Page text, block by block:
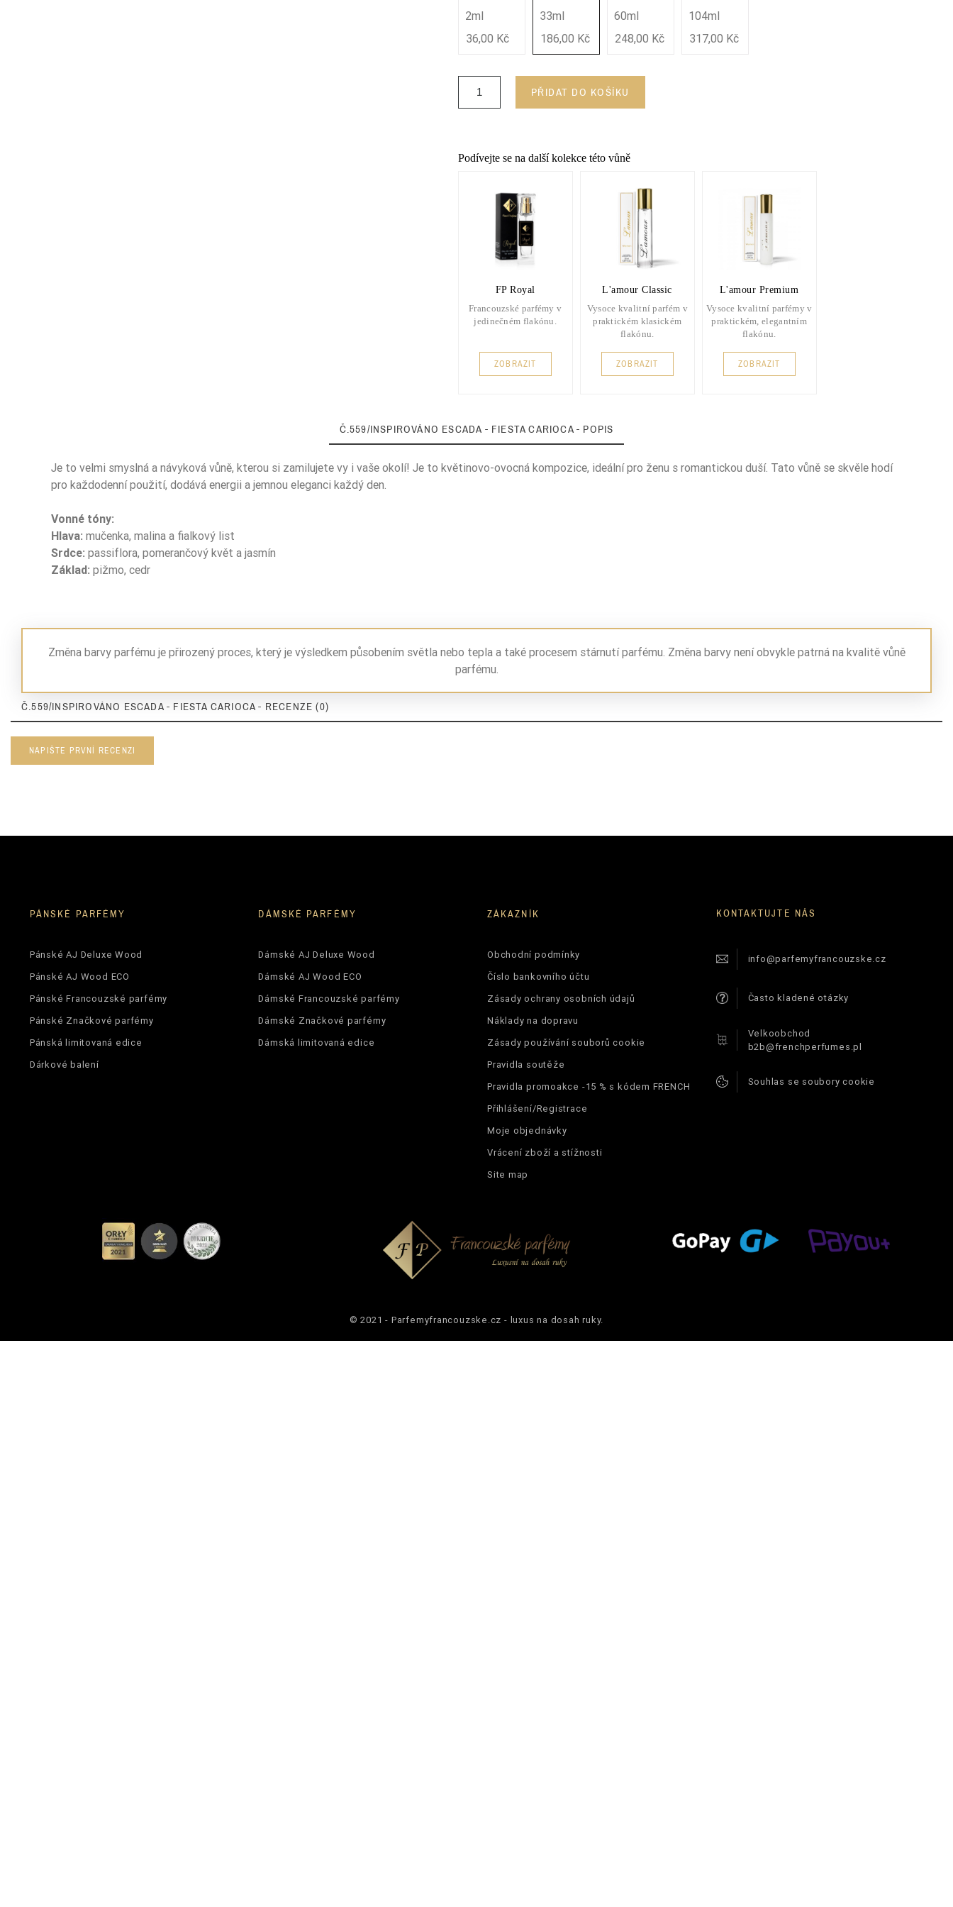
2ml
36,00 Kč
33ml
186,00 Kč
60ml
248,00 Kč
104ml
317,00 Kč
PŘIDAT DO KOŠÍKU
Podívejte se na další kolekce této vůně
FP Royal
Francouzské parfémy v
jedinečném flakónu.
ZOBRAZIT
L'amour Classic
Vysoce kvalitní parfém v
praktickém klasickém
flakónu.
ZOBRAZIT
L'amour Premium
Vysoce kvalitní parfémy v
praktickém, elegantním
flakónu.
ZOBRAZIT
Č.559/INSPIROVÁNO ESCADA - FIESTA CARIOCA - POPIS
Je to velmi smyslná a návyková vůně, kterou si zamilujete vy i vaše okolí! Je to květinovo-ovocná kompozice, ideální pro ženu s romantickou duší. Tato vůně se skvěle hodí
pro každodenní použití, dodává energii a jemnou eleganci každý den.
Vonné tóny:
Hlava: mučenka, malina a fialkový list
Srdce: passiflora, pomerančový květ a jasmín
Základ: pižmo, cedr
Typ Zapachu
Nuty Głowy
Nuty Serca jaśmin
Nuty Serca
Nuty Bazy
Ean13 5906826206365
Změna barvy parfému je přirozený proces, který je výsledkem působením světla nebo tepla a také procesem stárnutí parfému. Změna barvy není obvykle patrná na kvalitě vůně
parfému.
Č.559/INSPIROVÁNO ESCADA - FIESTA CARIOCA - RECENZE (0)
NAPIŠTE PRVNÍ RECENZI
PÁNSKÉ PARFÉMY
Pánské AJ Deluxe Wood
Pánské AJ Wood ECO
Pánské Francouzské parfémy
Pánské Značkové parfémy
Pánská limitovaná edice
Dárkové balení
DÁMSKÉ PARFÉMY
Dámské AJ Deluxe Wood
Dámské AJ Wood ECO
Dámské Francouzské parfémy
Dámské Značkové parfémy
Dámská limitovaná edice
ZÁKAZNÍK
Obchodní podmínky
Číslo bankovního účtu
Zásady ochrany osobních údajů
Náklady na dopravu
Zásady používání souborů cookie
Pravidla soutěže
Pravidla promoakce -15 % s kódem FRENCH
Přihlášení/Registrace
Moje objednávky
Vrácení zboží a stížnosti
Site map
KONTAKTUJTE NÁS
info@parfemyfrancouzske.cz
Často kladené otázky
Velkoobchod
b2b@frenchperfumes.pl
Souhlas se soubory cookie
© 2021 - Parfemyfrancouzske.cz - luxus na dosah ruky.